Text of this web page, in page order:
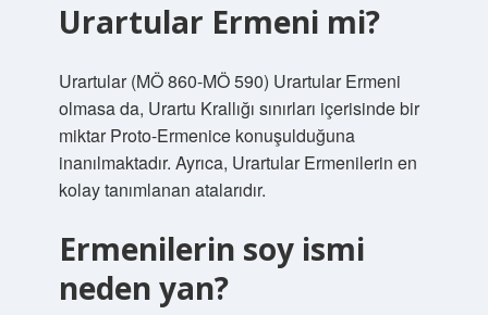
Urartular Ermeni mi?
Urartular (MÖ 860-MÖ 590) Urartular Ermeni
olmasa da, Urartu Krallığı sınırları içerisinde bir
miktar Proto-Ermenice konuşulduğuna
inanılmaktadır. Ayrıca, Urartular Ermenilerin en
kolay tanımlanan atalarıdır.
Ermenilerin soy ismi
neden yan?